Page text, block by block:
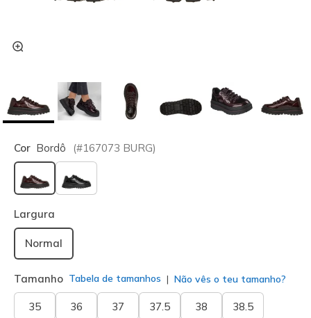
Cor Bordô (#167073 BURG)
selecionado
Largura
Normal
Tamanho Tabela de tamanhos Não vês o teu tamanho?
35 36 37 37.5 38 38.5